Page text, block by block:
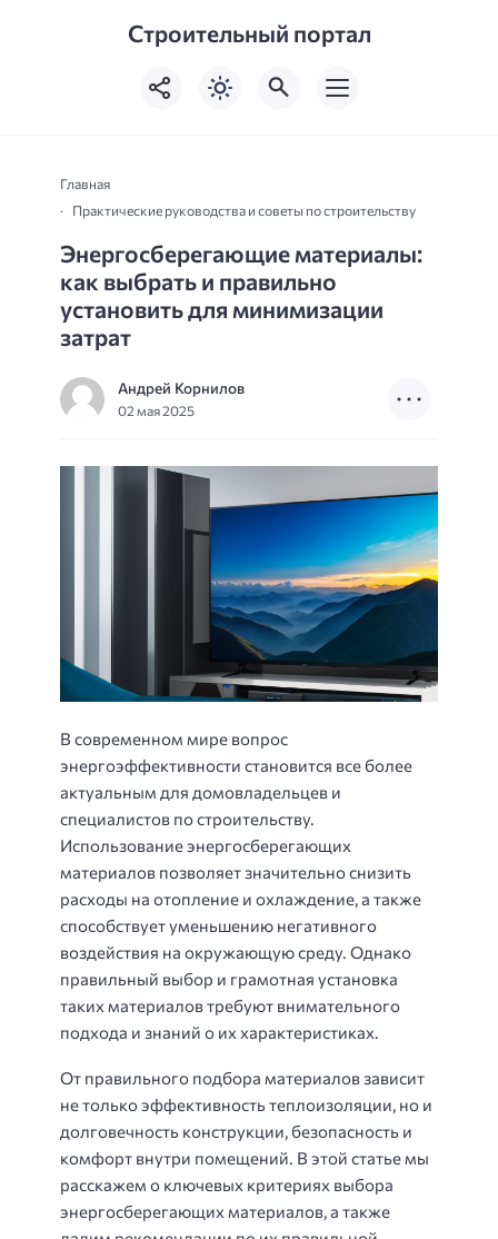
Строительный портал
Главная
Практические руководства и советы по строительству
Энергосберегающие материалы:
как выбрать и правильно
установить для минимизации
затрат
Андрей Корнилов
02 мая 2025
В современном мире вопрос
энергоэффективности становится все более
актуальным для домовладельцев и
специалистов по строительству.
Использование энергосберегающих
материалов позволяет значительно снизить
расходы на отопление и охлаждение, а также
способствует уменьшению негативного
воздействия на окружающую среду. Однако
правильный выбор и грамотная установка
таких материалов требуют внимательного
подхода и знаний о их характеристиках.
От правильного подбора материалов зависит
не только эффективность теплоизоляции, но и
долговечность конструкции, безопасность и
комфорт внутри помещений. В этой статье мы
расскажем о ключевых критериях выбора
энергосберегающих материалов, а также